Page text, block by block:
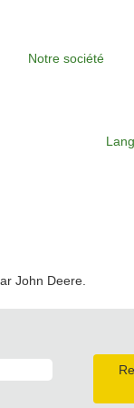
Notre société
John Deere.